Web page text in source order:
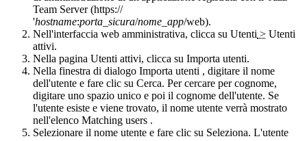
Team Server(https://
'hostname:porta_sicura/nome_app/web).
Nell'interfaccia web amministrativa, clicca su Utenti > Utenti
attivi.
Nella pagina Utenti attivi, clicca su Importa utenti.
Nella finestra di dialogo Importa utenti , digitare il nome
dell'utente e fare clic su Cerca. Per cercare per cognome,
digitare uno spazio unico e poi il cognome dell'utente. Se
l'utente esiste e viene trovato, il nome utente verrà mostrato
nell'elenco Matching users .
Selezionare il nome utente e fare clic su Seleziona. L'utente